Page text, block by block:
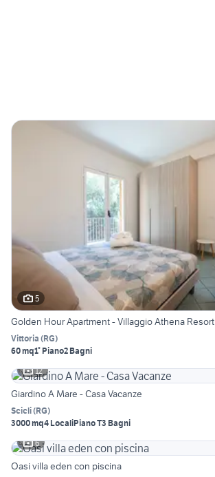
5
Golden Hour Apartment - Villaggio Athena Resort
Vittoria (RG)
60 mq1° Piano2 Bagni
12
Giardino A Mare - Casa Vacanze
Scicli(RG)
3000 mq4 LocaliPiano T3 Bagni
6
Oasi villa eden con piscina